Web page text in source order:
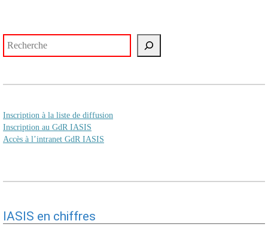
Inscription à la liste de diffusion
Inscription au GdR IASIS
Accès à l’intranet GdR IASIS
IASIS en chiffres